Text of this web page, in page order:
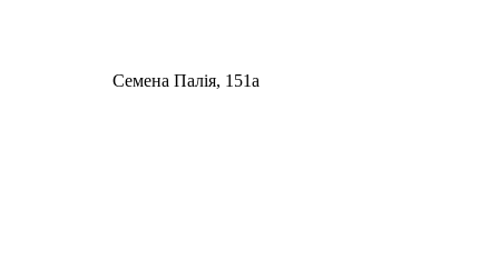
Семена Палія, 151а